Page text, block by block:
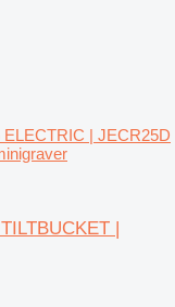
ELECTRIC | JECR25D
|